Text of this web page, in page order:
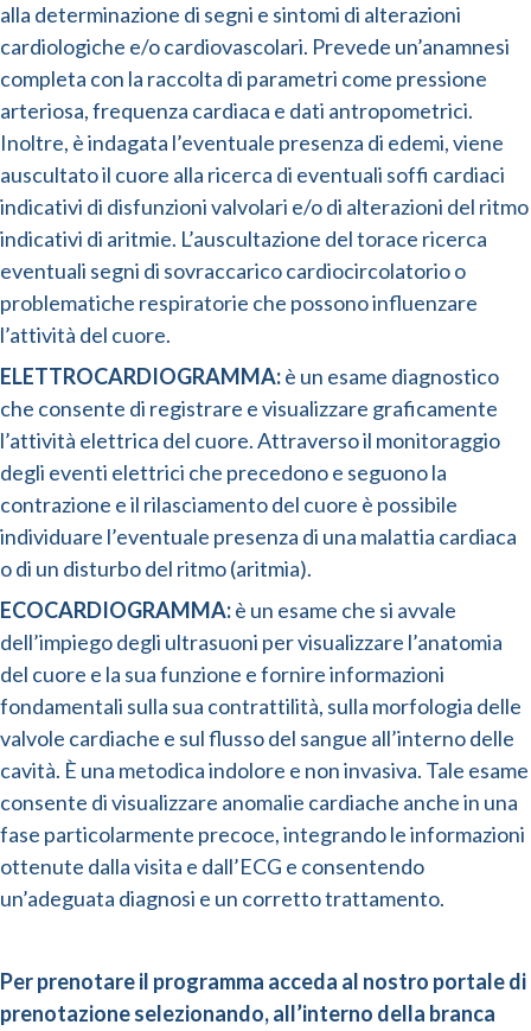
alla determinazione di segni e sintomi di alterazioni
cardiologiche e/o cardiovascolari. Prevede un’anamnesi
completa con la raccolta di parametri come pressione
arteriosa, frequenza cardiaca e dati antropometrici.
Inoltre, è indagata l’eventuale presenza di edemi, viene
auscultato il cuore alla ricerca di eventuali soffi cardiaci
indicativi di disfunzioni valvolari e/o di alterazioni del ritmo
indicativi di aritmie. L’auscultazione del torace ricerca
eventuali segni di sovraccarico cardiocircolatorio o
problematiche respiratorie che possono influenzare
l’attività del cuore.
ELETTROCARDIOGRAMMA:è un esame diagnostico
che consente di registrare e visualizzare graficamente
l’attività elettrica del cuore. Attraverso il monitoraggio
degli eventi elettrici che precedono e seguono la
contrazione e il rilasciamento del cuore è possibile
individuare l’eventuale presenza di una malattia cardiaca
o di un disturbo del ritmo (aritmia).
ECOCARDIOGRAMMA:è un esame che si avvale
dell’impiego degli ultrasuoni per visualizzare l’anatomia
del cuore e la sua funzione e fornire informazioni
fondamentali sulla sua contrattilità, sulla morfologia delle
valvole cardiache e sul flusso del sangue all’interno delle
cavità. È una metodica indolore e non invasiva. Tale esame
consente di visualizzare anomalie cardiache anche in una
fase particolarmente precoce, integrando le informazioni
ottenute dalla visita e dall’ECG e consentendo
un’adeguata diagnosi e un corretto trattamento.
Per prenotare il programma acceda al nostro portale di
prenotazione selezionando, all’interno della branca